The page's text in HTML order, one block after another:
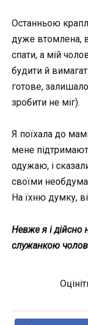
Останньою
дуже втомлена,
спати, а мій
будити й
готове,
зробити не міг).
Я поїхала до
мене
одужаю, і
своїми
На їхню думку,
Невже я і дійсно
служанкою